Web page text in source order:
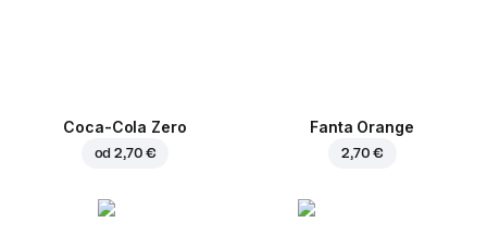
Coca-Cola Zero
od2,70 €
Fanta Orange
2,70 €